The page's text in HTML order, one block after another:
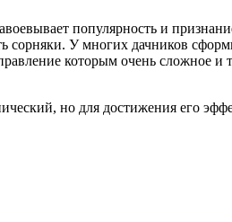
популярность и
У многих дачников
которым очень сложное
но для достижения его